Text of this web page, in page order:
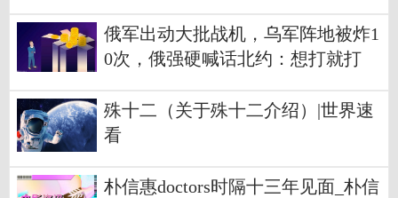
俄军出动大批战机，乌军阵地被炸1
0次，俄强硬喊话北约：想打就打
殊十二（关于殊十二介绍）|世界速
看
朴信惠doctors时隔十三年见面_朴信